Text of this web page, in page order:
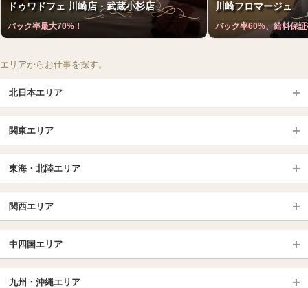
ドゥワドフェ 川崎店・武蔵小杉店
バック率最大70%！
川崎フロマージュ
バック率60%、給料保
エリアからお仕事を探す。
北日本エリア
北海道（札幌・旭川・函館）
青森
岩手 (盛岡・北上)
福島 (いわき・郡山)
山形
長野・松本・上田
群馬（伊勢崎・高崎・前橋）
関東エリア
大宮・浦和・川口
越谷・春日部
千葉TOP
松戸・柏
東海・北陸エリア
愛知（名古屋）
岐阜県
北陸
名古屋TOP
関西エリア
京都駅・伏見区
烏丸御池駅
四条烏丸・河原町・祇園四条
中四国エリア
九州・沖縄エリア